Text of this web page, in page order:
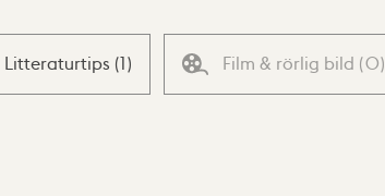
Litteraturtips (1) Film & rörlig bild (0)